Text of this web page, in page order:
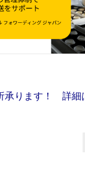
承ります！ 詳細